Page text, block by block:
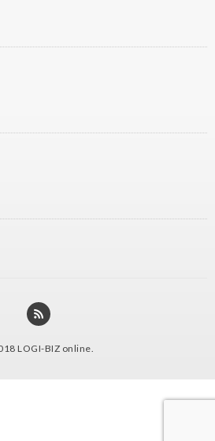
LOGI-BIZ online